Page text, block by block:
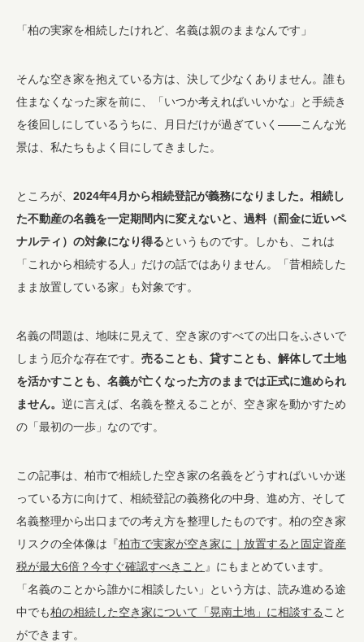
「柏の実家を相続したけれど、名義は親のままなんです」
そんな空き家を抱えている方は、決して少なくありません。誰も
住まなくなった家を前に、「いつか考えればいいかな」と手続き
を後回しにしているうちに、月日だけが過ぎていく——こんな光
景は、私たちもよく目にしてきました。
ところが、 2024年4月から相続登記が義務になりました。相続し
た不動産の名義を一定期間内に変えないと、過料（罰金に近いペ
ナルティ）の対象になり得るというものです。しかも、これは
「これから相続する人」だけの話ではありません。「昔相続した
まま放置している家」も対象です。
名義の問題は、地味に見えて、空き家のすべての出口をふさいで
しまう厄介な存在です。 売ることも、貸すことも、解体して土地
を活かすことも、名義が亡くなった方のままでは正式に進められ
ません。 逆に言えば、名義を整えることが、空き家を動かすため
の「最初の一歩」なのです。
この記事は、柏市で相続した空き家の名義をどうすればいいか迷
っている方に向けて、相続登記の義務化の中身、進め方、そして
名義整理から出口までの考え方を整理したものです。柏の空き家
リスクの全体像は『柏市で実家が空き家に｜放置すると固定資産
税が最大6倍？今すぐ確認すべきこと 』にもまとめています。
「名義のことから誰かに相談したい」という方は、読み進める途
中でも柏の相続した空き家について「晃南土地」に相談する こと
ができます。